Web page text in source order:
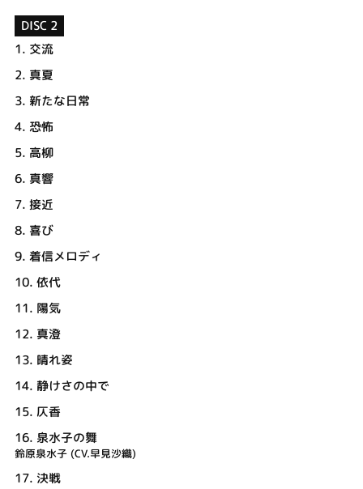
DISC 2
1. 交流
2. 真夏
3. 新たな日常
4. 恐怖
5. 高柳
6. 真響
7. 接近
8. 喜び
9. 着信メロディ
10. 依代
11. 陽気
12. 真澄
13. 晴れ姿
14. 静けさの中で
15. 仄香
16. 泉水子の舞
鈴原泉水子 (CV.早見沙織)
17. 決戦